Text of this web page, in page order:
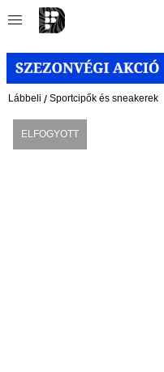
Lábbeli / Sportcipők és sneakerek
ELFOGYOTT